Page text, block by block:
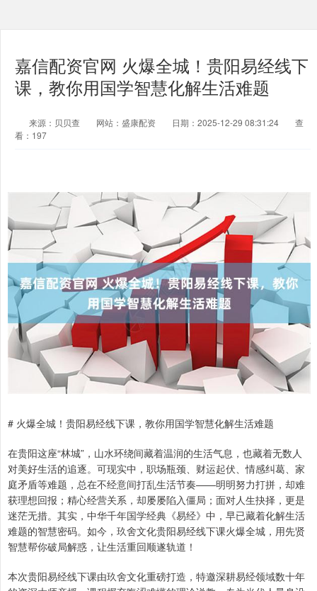
嘉信配资官网 火爆全城！贵阳易经线下
课，教你用国学智慧化解生活难题
来源：贝贝查 网站：盛康配资 日期：2025-12-29 08:31:24
查
看：197
# 火爆全城！贵阳易经线下课，教你用国学智慧化解生活难题
在贵阳这座“林城”，山水环绕间藏着温润的生活气息，也藏着无数人
对美好生活的追逐。可现实中，职场瓶颈、财运起伏、情感纠葛、家
庭矛盾等难题，总在不经意间打乱生活节奏——明明努力打拼，却难
获理想回报；精心经营关系，却屡屡陷入僵局；面对人生抉择，更是
迷茫无措。其实，中华千年国学经典《易经》中，早已藏着化解生活
难题的智慧密码。如今，玖舍文化贵阳易经线下课火爆全城，用先贤
智慧帮你破局解惑，让生活重回顺遂轨道！
本次贵阳易经线下课由玖舍文化重磅打造，特邀深耕易经领域数十年